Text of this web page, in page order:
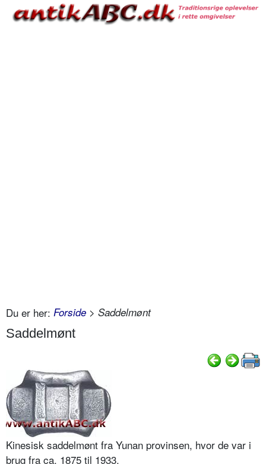
Du er her: Forside > Saddelmønt
Saddelmønt
Kinesisk saddelmønt fra Yunan provinsen, hvor de var i
brug fra ca. 1875 til 1933.